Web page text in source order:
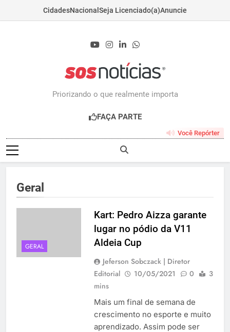
CidadesNacional Seja Licenciado(a)Anuncie
Priorizando o que realmente importa
FAÇA PARTE
Você Repórter
Geral
GERAL
Kart: Pedro Aizza garante
lugar no pódio da V11
Aldeia Cup
Jeferson Sobczack | Diretor
Editorial
10/05/2021 0
3
mins
Mais um final de semana de
crescimento no esporte e muito
aprendizado. Assim pode ser